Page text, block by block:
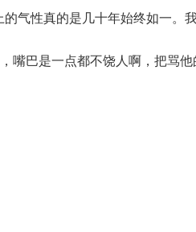
气性真的是几十年始终如一。
嘴巴是一点都不饶人啊，把骂